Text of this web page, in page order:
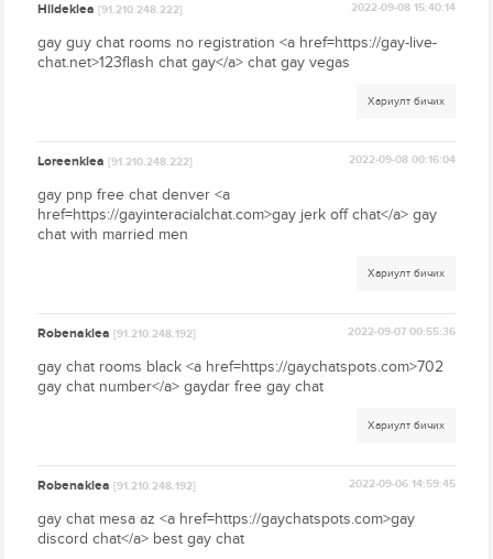
Hildeklea[91.210.248.222] 2022-09-08 15:40:14
gay guy chat rooms no registration <a href=https://gay-live-
chat.net>123flash chat gay</a> chat gay vegas
Хариулт бичих
Loreenklea[91.210.248.222] 2022-09-08 00:16:04
gay pnp free chat denver <a
href=https://gayinteracialchat.com>gay jerk off chat</a> gay
chat with married men
Хариулт бичих
Robenaklea[91.210.248.192] 2022-09-07 00:55:36
gay chat rooms black <a href=https://gaychatspots.com>702
gay chat number</a> gaydar free gay chat
Хариулт бичих
Robenaklea[91.210.248.192] 2022-09-06 14:59:45
gay chat mesa az <a href=https://gaychatspots.com>gay
discord chat</a> best gay chat